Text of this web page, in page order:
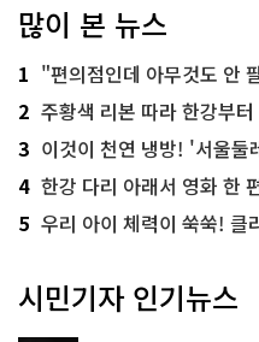
많이 본 뉴스
1 "편의점인데 아무것도 안 팔아요
2 주황색 리본 따라 한강부터 메타
3 이것이 천연 냉방! '서울둘
4 한강 다리 아래서 영화 한
5 우리 아이 체력이 쑥쑥! 클
시민기자 인기뉴스